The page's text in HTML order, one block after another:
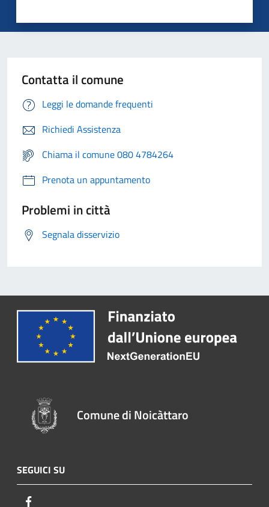
Contatta il comune
Leggi le domande frequenti
Richiedi Assistenza
Chiama il comune 080 4784264
Prenota un appuntamento
Problemi in città
Segnala disservizio
Comune di Noicàttaro
SEGUICI SU